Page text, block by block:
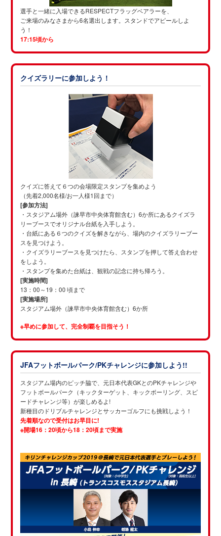
選手と一緒に入場できるRESPECTフラッグベアラーを、
ご来場のみなさまから6名選出します。スタンドでアピールしよ
う！
17:15頃から
クイズラリーに参加しよう！
クイズに答えて６つの会場限定スタンプを集めよう
（先着2,000名様/お一人様1回まで）
[参加方法]
・スタジアム場外（諫早市中央体育館含む）6か所にあるクイズラ
リーブースでオリジナル台紙を入手しよう。
・台紙にある６つのクイズを解きながら、場内のクイズラリーブー
スを見つけよう。
・クイズラリーブースを見つけたら、スタンプを押して答え合わせ
をしよう。
・スタンプを集めた台紙は、観戦の記念に持ち帰ろう。
[実施時間]
13：00～19：00 頃まで
[実施場所]
スタジアム場外（諫早市中央体育館含む）6か所
※早めに参加して、完全制覇を目指そう！
JFAフットボールパーク/PKチャレンジに参加しよう!!
スタジアム場内のピッチ脇で、元日本代表GKとのPKチャレンジや
フットボールパーク（キックターゲット、キックボーリング、スピ
ードチャレンジ等）が楽しめるよ!
新種目のドリブルチャレンジとサッカーゴルフにも挑戦しよう！
先着順なので受付はお早目に!
※開場16：20頃から18：20頃まで実施